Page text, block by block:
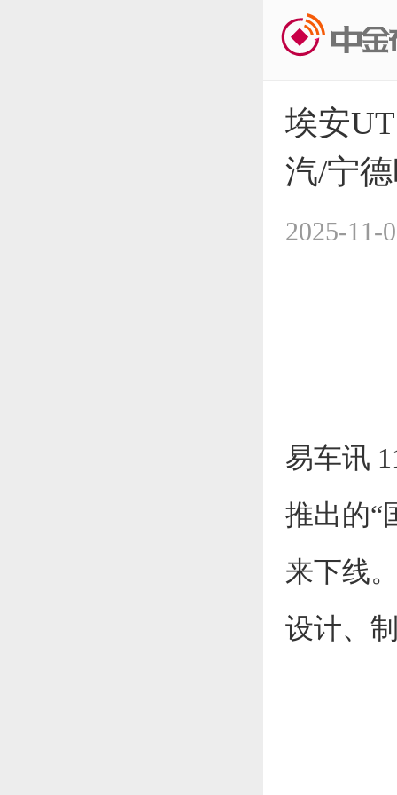
埃安
汽/宁
2025-11-
易车讯
推出的“
来下线
设计、